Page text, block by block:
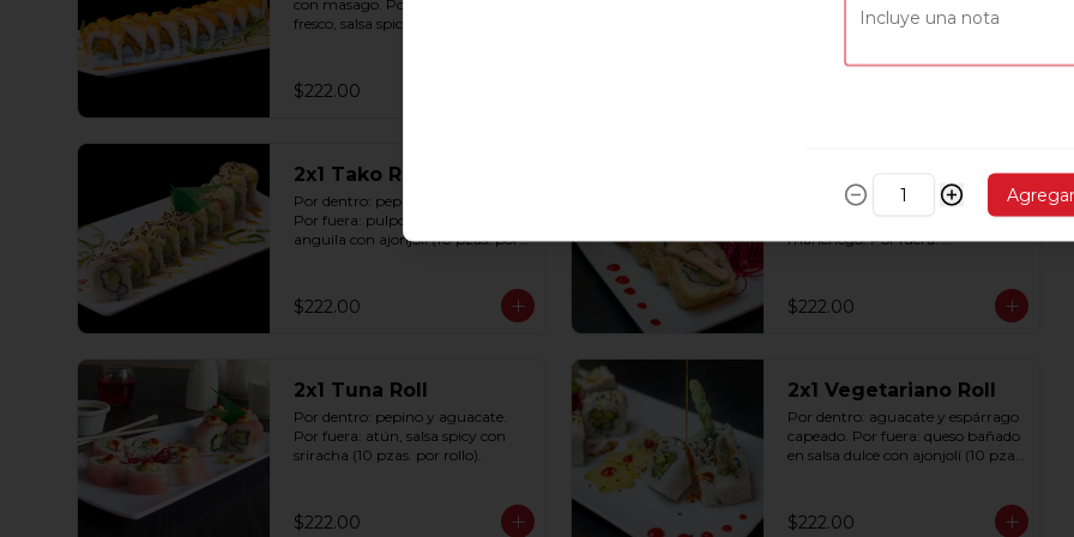
con masago. Por fuera: salmón
fresco, salsa spicy con sriracha (10
$222.00
Por dentro: spicy tuna, pepino,
aguacate y mekaki. Por fiuera
2x1 Tako Roll
Por dentro: pepino y aguacate.
Por fuera: pulpo, queso y salsa de
anguila con ajonjolí (10 pzas. por
$222.00
2x1 Tori Roll
Por dentro: pollo a la plancha,
manchego. Por fuera:
$222.00
2x1 Tuna Roll
Por dentro: pepino y aguacate.
Por fuera: atún, salsa spicy con
sriracha (10 pzas. por rollo).
$222.00
2x1 Vegetariano Roll
Por dentro: aguacate y espárrago
capeado. Por fuera: queso bañado
en salsa dulce con ajonjolí (10 pzas,
$222.00
Agregar